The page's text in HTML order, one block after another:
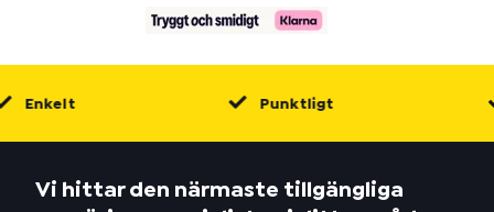
Enkelt Punktligt
Vi hittar den närmaste tillgängliga